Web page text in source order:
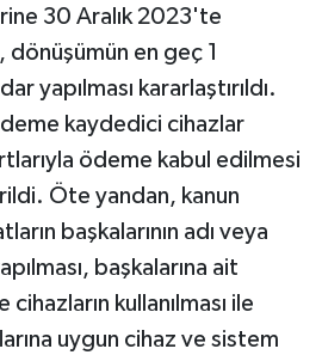
30 Aralık 2023'te
en geç 1
yapılması kararlaştırıldı.
kaydedici cihazlar
ödeme kabul edilmesi
Öte yandan, kanun
başkalarının adı veya
başkalarına ait
kullanılması ile
uygun cihaz ve sistem